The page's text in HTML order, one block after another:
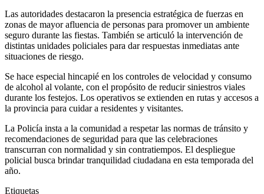
Las autoridades destacaron la presencia estratégica de fuerzas en
zonas de mayor afluencia de personas para promover un ambiente
seguro durante las fiestas. También se articuló la intervención de
distintas unidades policiales para dar respuestas inmediatas ante
situaciones de riesgo.
Se hace especial hincapié en los controles de velocidad y consumo
de alcohol al volante, con el propósito de reducir siniestros viales
durante los festejos. Los operativos se extienden en rutas y accesos a
la provincia para cuidar a residentes y visitantes.
La Policía insta a la comunidad a respetar las normas de tránsito y
recomendaciones de seguridad para que las celebraciones
transcurran con normalidad y sin contratiempos. El despliegue
policial busca brindar tranquilidad ciudadana en esta temporada del
año.
Etiquetas